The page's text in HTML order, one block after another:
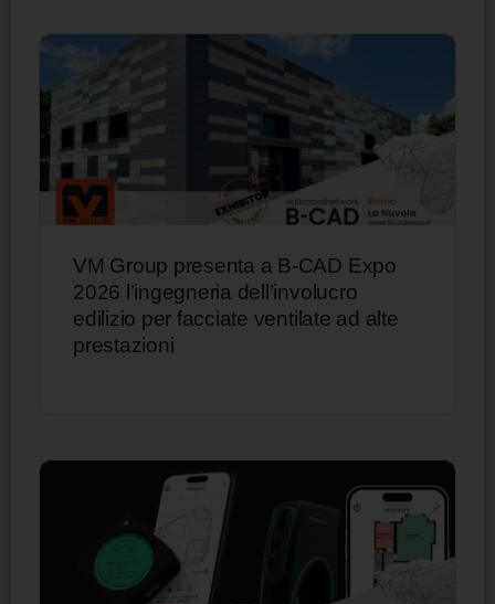
VM Group presenta a B-CAD Expo
2026 l’ingegneria dell’involucro
edilizio per facciate ventilate ad alte
prestazioni